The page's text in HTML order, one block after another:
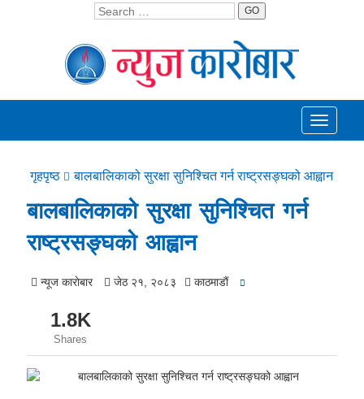
GO
Toggle
गृहपृष्ठ बालबालिकाको सुरक्षा सुनिश्चित गर्न राष्ट्रसङ्घको आह्वान
बालबालिकाको सुरक्षा सुनिश्चित गर्न
राष्ट्रसङ्घको आह्वान
न्यूज काराेबार जेठ २१, २०८३ काठमाडाैं
1.8K
Shares